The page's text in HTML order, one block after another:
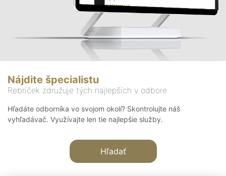
Nájdite špecialistu
Rebríček združuje tých najlepších v odbore
Hľadáte odborníka vo svojom okolí? Skontrolujte náš
vyhľadávač. Využívajte len tie najlepšie služby.
Hľadať